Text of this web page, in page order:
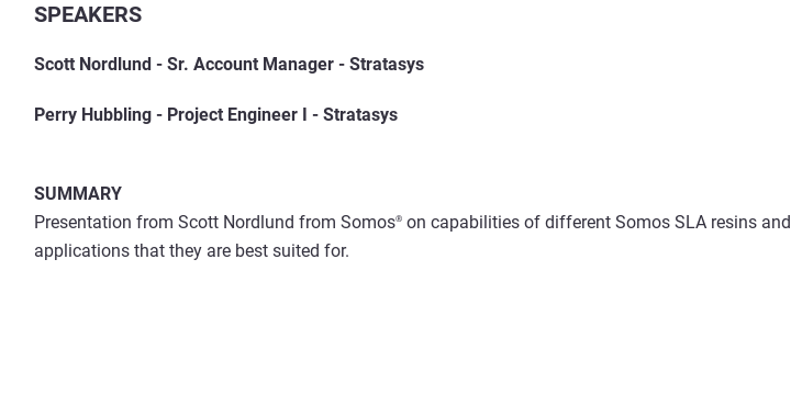
SPEAKERS
Scott Nordlund - Sr. Account Manager - Stratasys
Perry Hubbling - Project Engineer I - Stratasys
SUMMARY
Presentation from Scott Nordlund from Somos® on capabilities of different Somos SLA resins and
applications that they are best suited for.